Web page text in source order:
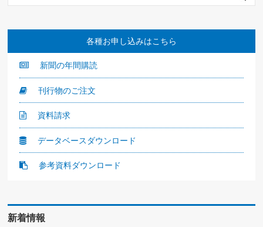
各種お申し込みはこちら
新聞の年間購読
刊行物のご注文
資料請求
データベースダウンロード
参考資料ダウンロード
新着情報